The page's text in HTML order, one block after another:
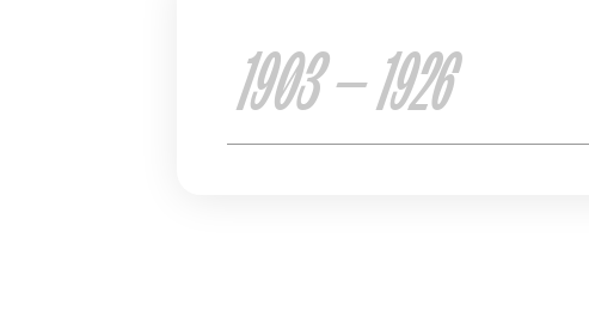
1903 — 1926